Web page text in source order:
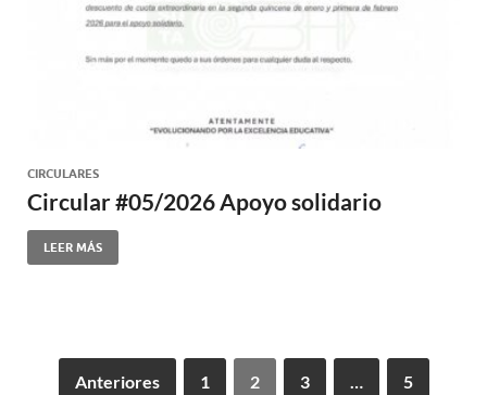
CIRCULARES
Circular #05/2026 Apoyo solidario
LEER MÁS
Anteriores 1 2 3 5